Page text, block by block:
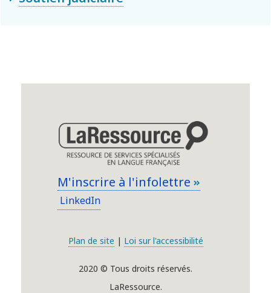
M'inscrire à l'infolettre
LinkedIn
Plan de site | Loi sur l'accessibilité
2020 © Tous droits réservés.
LaRessource.